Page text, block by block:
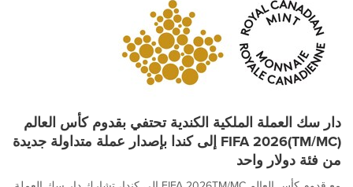
دار سك العملة الملكية الكندية تحتفي بقدوم كأس العالم
FIFA 2026(TM/MC) إلى كندا بإصدار عملة متداولة جديدة
من فئة دولار واحد